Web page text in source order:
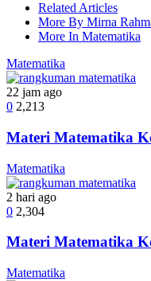
Related Articles
More By Mirna
More In Matematika
Matematika
22 jam ago
0 2,213
Materi Matematika
Matematika
2 hari ago
0 2,304
Materi Matematika
Matematika